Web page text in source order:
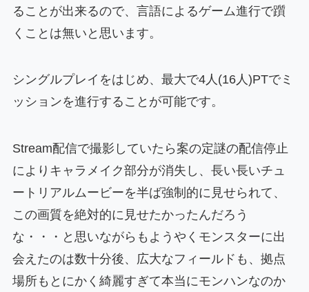
ることが出来るので、言語によるゲーム進行で躓
くことは無いと思います。
シングルプレイをはじめ、最大で4人(16人)PTでミ
ッションを進行することが可能です。
Stream配信で撮影していたら案の定謎の配信停止
によりキャラメイク部分が消失し、長い長いチュ
ートリアルムービーを半ば強制的に見せられて、
この画質を絶対的に見せたかったんだろう
な・・・と思いながらもようやくモンスターに出
会えたのは数十分後、広大なフィールドも、拠点
場所もとにかく綺麗すぎて本当にモンハンなのか